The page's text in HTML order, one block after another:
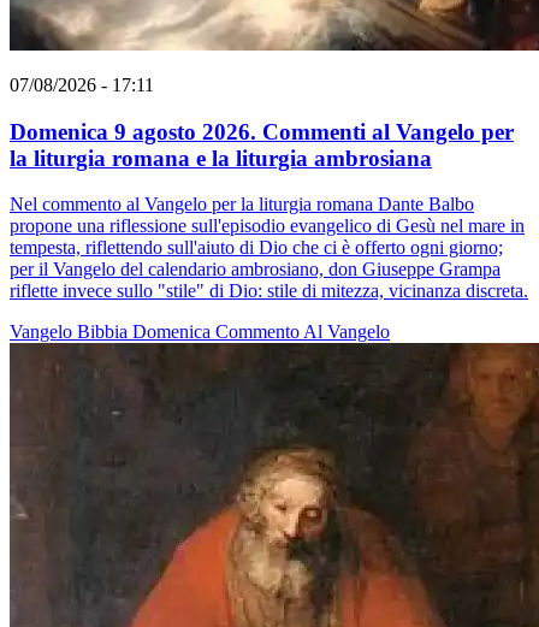
07/08/2026 - 17:11
Domenica 9 agosto 2026. Commenti al Vangelo per
la liturgia romana e la liturgia ambrosiana
Nel commento al Vangelo per la liturgia romana Dante Balbo
propone una riflessione sull'episodio evangelico di Gesù nel mare in
tempesta, riflettendo sull'aiuto di Dio che ci è offerto ogni giorno;
per il Vangelo del calendario ambrosiano, don Giuseppe Grampa
riflette invece sullo "stile" di Dio: stile di mitezza, vicinanza discreta.
Vangelo Bibbia Domenica Commento Al Vangelo